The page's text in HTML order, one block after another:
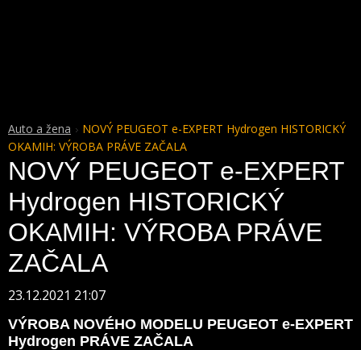
Auto a žena
NOVÝ PEUGEOT e-EXPERT Hydrogen HISTORICKÝ
OKAMIH: VÝROBA PRÁVE ZAČALA
NOVÝ PEUGEOT e-EXPERT
Hydrogen HISTORICKÝ
OKAMIH: VÝROBA PRÁVE
ZAČALA
23.12.2021 21:07
VÝROBA NOVÉHO MODELU PEUGEOT e-EXPERT
Hydrogen PRÁVE ZAČALA